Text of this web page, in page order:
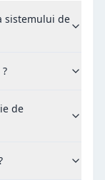
sistemului de
de